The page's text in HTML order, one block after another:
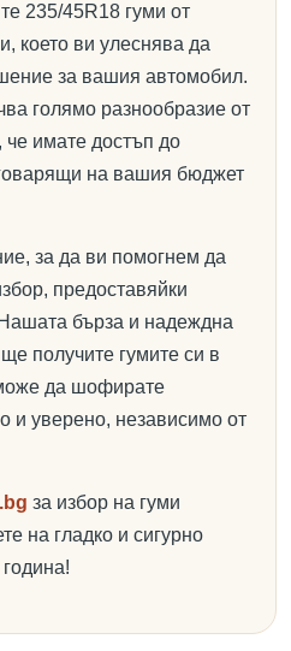
235/45R18 гуми от
което ви улеснява да
за вашия автомобил.
голямо разнообразие от
че имате достъп до
на вашия бюджет
за да ви помогнем да
предоставяйки
бърза и надеждна
получите гумите си в
да шофирате
и уверено, независимо от
за избор на гуми
на гладко и сигурно